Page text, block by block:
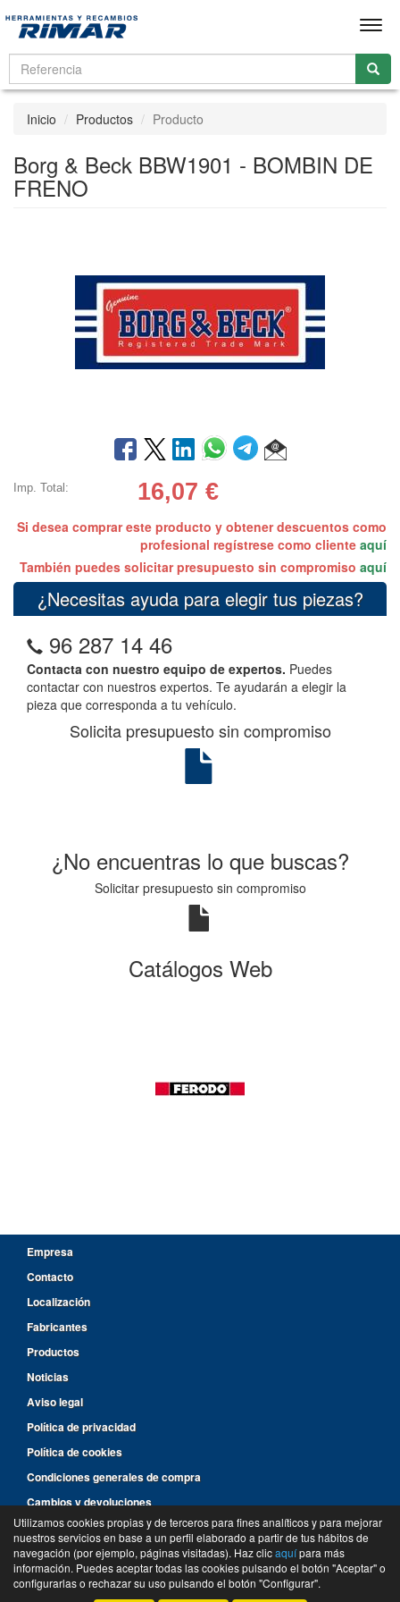
Inicio Productos Producto
Borg & Beck BBW1901 - BOMBIN DE
FRENO
Imp. Total: 16,07 €
Si desea comprar este producto y obtener descuentos como
profesional regístrese como cliente aquí
También puedes solicitar presupuesto sin compromiso aquí
¿Necesitas ayuda para elegir tus piezas?
96 287 14 46
Contacta con nuestro equipo de expertos. Puedes
contactar con nuestros expertos. Te ayudarán a elegir la
pieza que corresponda a tu vehículo.
Solicita presupuesto sin compromiso
¿No encuentras lo que buscas?
Solicitar presupuesto sin compromiso
Catálogos Web
Empresa
Contacto
Localización
Fabricantes
Productos
Noticias
Aviso legal
Política de privacidad
Política de cookies
Condiciones generales de compra
Cambios y devoluciones
96 287 14 46
©Suministros y Recambios Rimar- 2026 -Tienda online de recambios de Gira
Utilizamos cookies propias y de terceros para fines analíticos y para mejorar
nuestros servicios en base a un perfil elaborado a partir de tus hábitos de
navegación (por ejemplo, páginas visitadas). Haz clicaquípara más
información. Puedes aceptar todas las cookies pulsando el botón "Aceptar" o
configurarlas o rechazar su uso pulsando el botón "Configurar".